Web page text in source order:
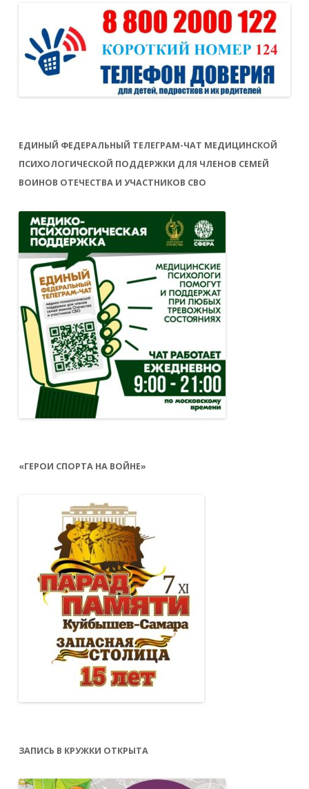
ЕДИНЫЙ ФЕДЕРАЛЬНЫЙ ТЕЛЕГРАМ-ЧАТ МЕДИЦИНСКОЙ
ПСИХОЛОГИЧЕСКОЙ ПОДДЕРЖКИ ДЛЯ ЧЛЕНОВ СЕМЕЙ
ВОИНОВ ОТЕЧЕСТВА И УЧАСТНИКОВ СВО
«ГЕРОИ СПОРТА НА ВОЙНЕ»
ЗАПИСЬ В КРУЖКИ ОТКРЫТА